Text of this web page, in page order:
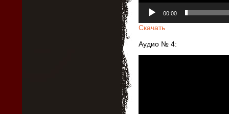
00:00
Скачать
Аудио № 4: